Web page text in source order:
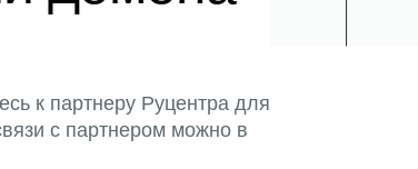
к партнеру Руцентра для
с партнером можно в